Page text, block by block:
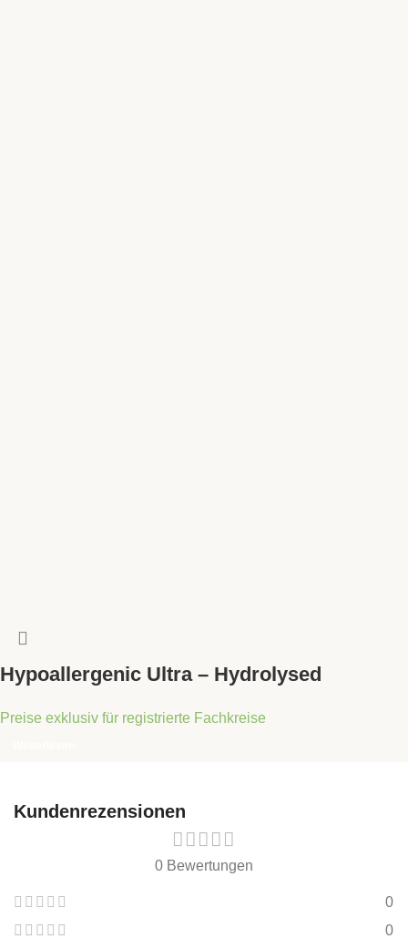
Hypoallergenic Ultra – Hydrolysed
Preise exklusiv für registrierte Fachkreise
Kundenrezensionen
0 Bewertungen
0
0